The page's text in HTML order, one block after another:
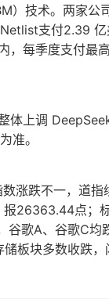
）技术。两家
支付2.39
，每季度支付最
体上调
准。
涨跌不一，道
26363.44点；
谷歌A、谷歌C
板块多数收跌